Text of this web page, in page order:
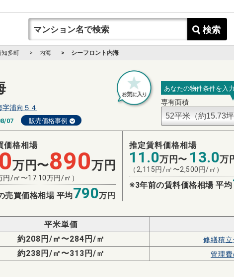
検索
知多町 内海 シーフロント内海
浦向５４
07 販売価格事例
あなたの物件条件を入
専有面積
価格相場
万円〜890万円
円/㎡〜17.10万円/㎡）
売買価格相場 平均790万円
推定賃料価格相場
11.0万円〜 13.0万
（ 2,115円/㎡〜2,500 円/㎡）
※3年前の賃料価格相場 平均
平米単価
約208円/㎡〜284円/㎡ 修繕積
約238円/㎡〜313円/㎡ 管理